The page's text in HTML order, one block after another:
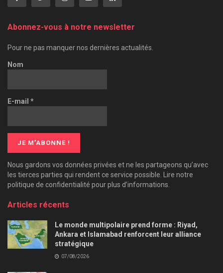
Abonnez-vous à notre newsletter
Pour ne pas manquer nos dernières actualités.
Nom
E-mail *
Nous gardons vos données privées et ne les partageons qu’avec
les tierces parties qui rendent ce service possible. Lire notre
politique de confidentialité pour plus d’informations.
Articles récents
Le monde multipolaire prend forme : Riyad,
Ankara et Islamabad renforcent leur alliance
stratégique
07/08/2026